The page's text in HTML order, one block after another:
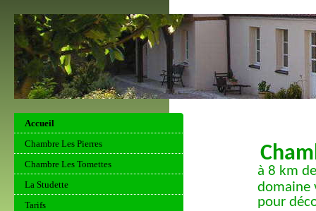
à 8 km
domaine
pour
Accueil
Chambre Les Pierres
Chambre Les Tomettes
La Studette
Tarifs